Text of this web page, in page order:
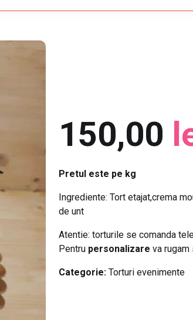
150,00
Pretul este pe kg
Ingrediente: Tort etajat,crema
de unt
Atentie: torturile se comanda
Pentru personalizare va
Categorie: Torturi evenimente